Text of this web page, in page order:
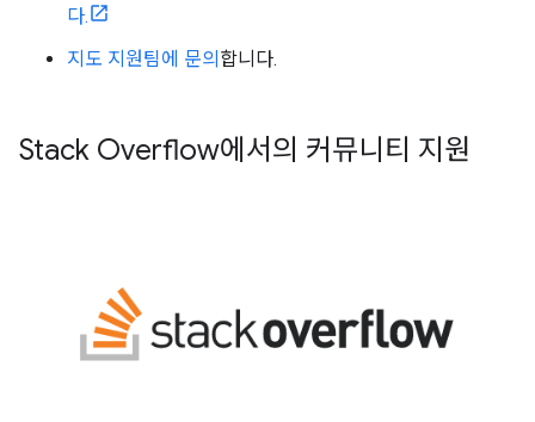
다.
지도 지원팀에 문의 합니다.
Stack Overflow에서의 커뮤니티 지원